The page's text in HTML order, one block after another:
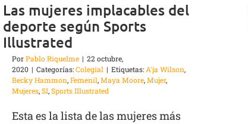
Las mujeres implacables del
deporte según Sports
Illustrated
PorPablo Riquelme | 22 octubre,
2020 | Categorías:Colegial | Etiquetas:A'ja Wilson,
Becky Hammon,Femenil,Maya Moore,Mujer,
Mujeres,SI,Sports Illustrated
Esta es la lista de las mujeres más